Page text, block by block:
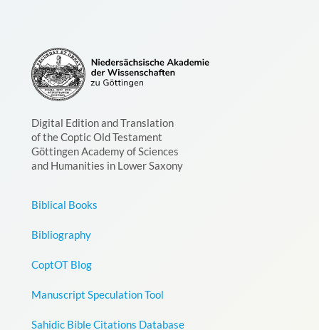
Digital Edition and Translation
of the Coptic Old Testament
Göttingen Academy of Sciences
and Humanities in Lower Saxony
Biblical Books
Bibliography
CoptOT Blog
Manuscript Speculation Tool
Sahidic Bible Citations Database